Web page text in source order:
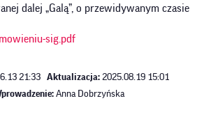
dalej „Galą”, o przewidywanym czasie
sig.pdf
21:33 Aktualizacja: 2025.08.19 15:01
Anna Dobrzyńska